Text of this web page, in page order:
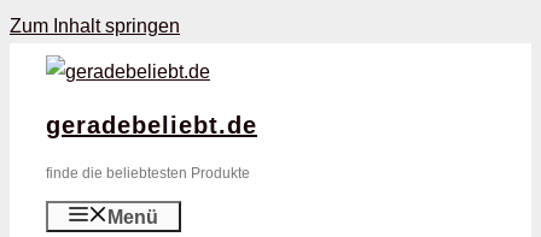
Zum Inhalt springen
geradebeliebt.de
finde die beliebtesten Produkte
Menü